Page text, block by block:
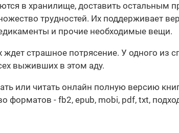
в хранилище, доставить остальным
трудностей. Их поддерживает
и прочие необходимые вещи.
страшное потрясение. У одного из
выживших в этом аду.
или читать онлайн полную версию
форматов - fb2, epub, mobi, pdf, txt,